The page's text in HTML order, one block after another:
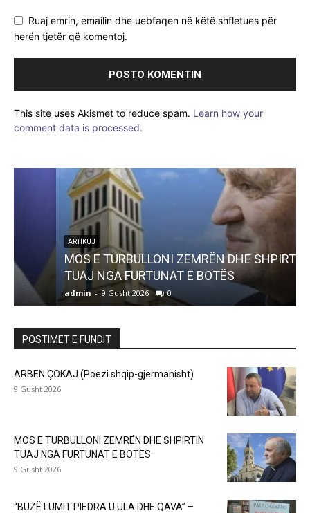
Ruaj emrin, emailin dhe uebfaqen në këtë shfletues për
herën tjetër që komentoj.
This site uses Akismet to reduce spam. Learn how your
comment data is processed.
MOS E TURBULLONI ZEMRËN DHE SHPIRTIN
TUAJ NGA FURTUNAT E BOTËS
admin 9 Gusht 2026 0
POSTIMET E FUNDIT
ARBEN ÇOKAJ (Poezi shqip-gjermanisht)
9 Gusht 2026
MOS E TURBULLONI ZEMRËN DHE SHPIRTIN
TUAJ NGA FURTUNAT E BOTËS
9 Gusht 2026
“BUZË LUMIT PIEDRA U ULA DHE QAVA” –